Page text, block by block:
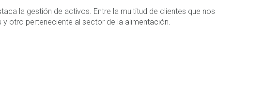
la gestión de activos. Entre la multitud de clientes que nos
otro perteneciente al sector de la alimentación.